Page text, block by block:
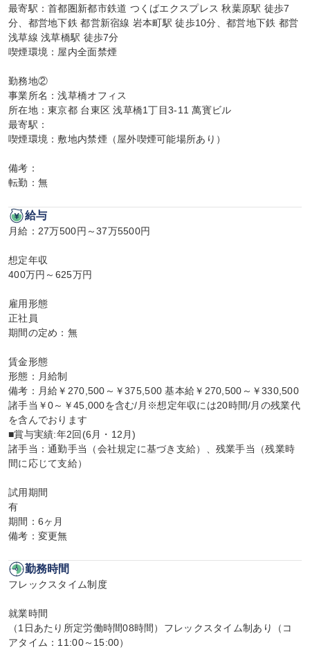
最寄駅：首都圏新都市鉄道 つくばエクスプレス 秋葉原駅 徒歩7
分、都営地下鉄 都営新宿線 岩本町駅 徒歩10分、都営地下鉄 都営
浅草線 浅草橋駅 徒歩7分
喫煙環境：屋内全面禁煙
勤務地②
事業所名：浅草橋オフィス
所在地：東京都 台東区 浅草橋1丁目3-11 萬寳ビル
最寄駅：
喫煙環境：敷地内禁煙（屋外喫煙可能場所あり）
備考：
転勤：無
給与
月給：27万500円～37万5500円
想定年収
400万円～625万円
雇用形態
正社員
期間の定め：無
賃金形態
形態：月給制
備考：月給￥270,500～￥375,500 基本給￥270,500～￥330,500
諸手当￥0～￥45,000を含む/月※想定年収には20時間/月の残業代
を含んでおります
■賞与実績:年2回(6月・12月)
諸手当：通勤手当（会社規定に基づき支給）、残業手当（残業時
間に応じて支給）
試用期間
有
期間：6ヶ月
備考：変更無
勤務時間
フレックスタイム制度
就業時間
（1日あたり所定労働時間08時間）フレックスタイム制あり（コ
アタイム：11:00～15:00）